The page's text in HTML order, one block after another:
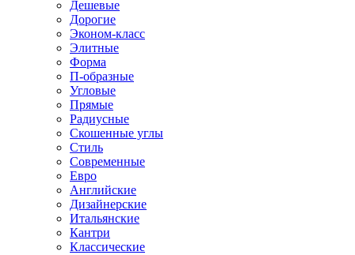
Дешевые
Дорогие
Эконом-класс
Элитные
Форма
П-образные
Угловые
Прямые
Радиусные
Скошенные углы
Стиль
Современные
Евро
Английские
Дизайнерские
Итальянские
Кантри
Классические